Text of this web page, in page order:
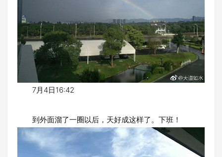
7月4日16:42
到外面溜了一圈以后，天好成这样了。下班！